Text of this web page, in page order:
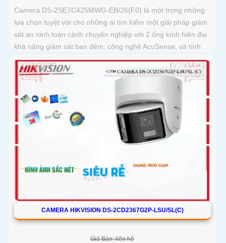
Camera DS-2SE7C425MWG-EB/26(F0) là một trong những
lựa chọn tuyệt vời cho những ai tìm kiếm một giải pháp giám
sát an ninh toàn cảnh chuyên nghiệp với 2 ống kính hiện đại
khả năng giám sát ban đêm, công nghệ AcuSense, và tính
năng cảnh báo còi đèn giúp bảo vệ an ninh một cách tối ưu.
CAMERA HIKVISION DS-2CD2367G2P-LSU/SL(C)
Giá Bán: liên hệ